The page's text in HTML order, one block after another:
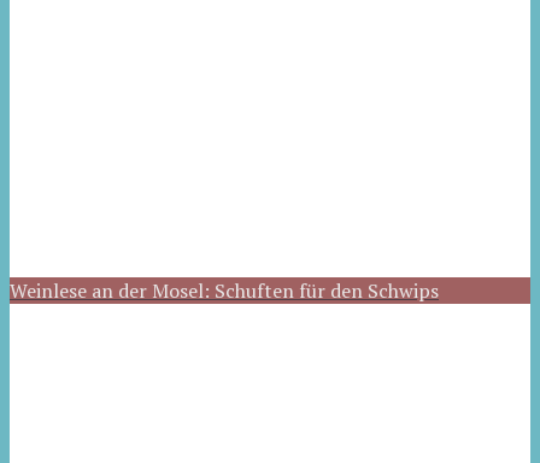
Weinlese an der Mosel: Schuften für den Schwips